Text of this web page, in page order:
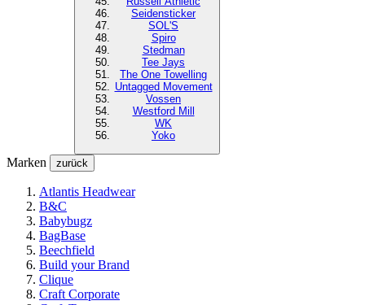
Seidensticker
SOL'S
Spiro
Stedman
Tee Jays
The One Towelling
Untagged Movement
Vossen
Westford Mill
WK
Yoko
Marken zurück
Atlantis Headwear
B&C
Babybugz
BagBase
Beechfield
Build your Brand
Clique
Craft Corporate